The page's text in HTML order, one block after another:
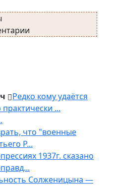
Редко кому удаётся
...
что "военные
Р...
1937г. сказано
Солженицына —